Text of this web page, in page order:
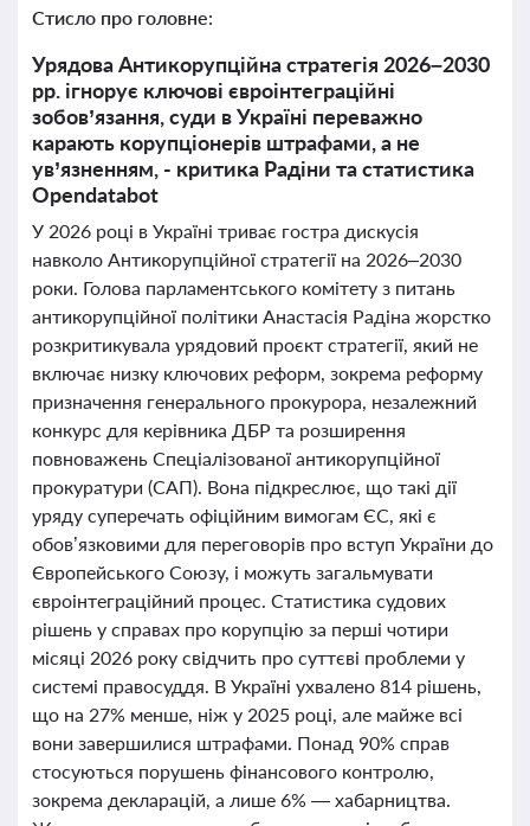
Стисло про головне:
Урядова Антикорупційна стратегія 2026–2030
рр. ігнорує ключові євроінтеграційні
зобов’язання, суди в Україні переважно
карають корупціонерів штрафами, а не
ув’язненням, - критика Радіни та статистика
Оpendatabot
У 2026 році в Україні триває гостра дискусія
навколо Антикорупційної стратегії на 2026–2030
роки. Голова парламентського комітету з питань
антикорупційної політики Анастасія Радіна жорстко
розкритикувала урядовий проєкт стратегії, який не
включає низку ключових реформ, зокрема реформу
призначення генерального прокурора, незалежний
конкурс для керівника ДБР та розширення
повноважень Спеціалізованої антикорупційної
прокуратури (САП). Вона підкреслює, що такі дії
уряду суперечать офіційним вимогам ЄС, які є
обов’язковими для переговорів про вступ України до
Європейського Союзу, і можуть загальмувати
євроінтеграційний процес. Статистика судових
рішень у справах про корупцію за перші чотири
місяці 2026 року свідчить про суттєві проблеми у
системі правосуддя. В Україні ухвалено 814 рішень,
що на 27% менше, ніж у 2025 році, але майже всі
вони завершилися штрафами. Понад 90% справ
стосуються порушень фінансового контролю,
зокрема декларацій, а лише 6% — хабарництва.